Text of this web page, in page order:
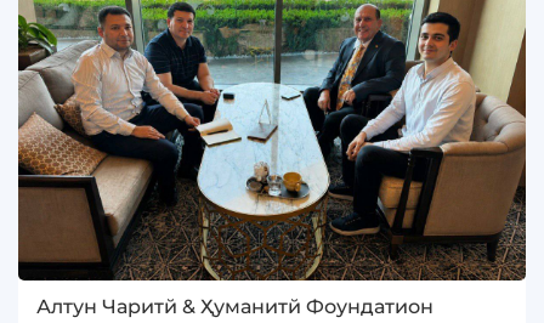
Алтун Чаритй & Ҳуманитй Фоундатион